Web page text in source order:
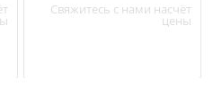
Свяжитесь с нами насчёт
цены